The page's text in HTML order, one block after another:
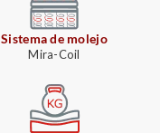
Sistema de molejo
Mira-Coil